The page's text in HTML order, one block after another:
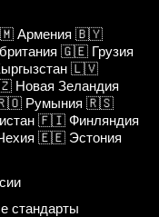
Армения 🇧🇾
🇬🇪 Грузия
🇱🇻
Новая Зеландия
Румыния 🇷🇸
🇫🇮 Финляндия
🇪🇪 Эстония
стандарты